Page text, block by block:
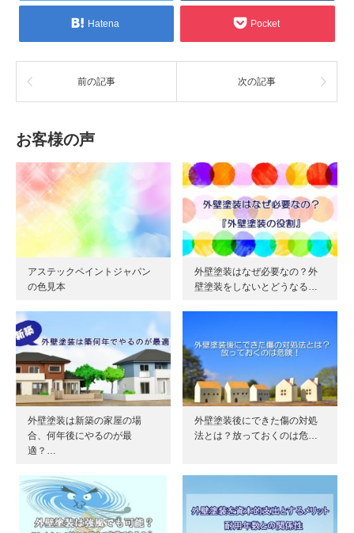
Hatena Pocket
前の記事 次の記事
お客様の声
アステックペイントジャパン
の色見本
外壁塗装はなぜ必要なの？外
壁塗装をしないとどうなる…
外壁塗装は新築の家屋の場
合、何年後にやるのが最
適？…
外壁塗装後にできた傷の対処
法とは？放っておくのは危…